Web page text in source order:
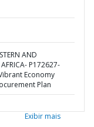
AND
P172627-
Economy
Plan
Exibir mais